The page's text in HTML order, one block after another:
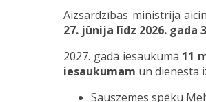
Aizsardzības ministrija
27. jūnija līdz 2026. gada
2027. gadā iesaukumā 11
iesaukumam un dienesta
Sauszemes spēku